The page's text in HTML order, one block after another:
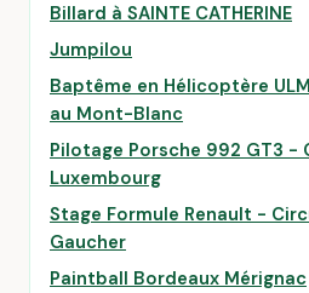
Billard à SAINTE CATHERINE
Jumpilou
Baptême en Hélicoptère
au Mont-Blanc
Pilotage Porsche 992 GT3 -
Luxembourg
Stage Formule Renault -
Gaucher
Paintball Bordeaux Mérignac